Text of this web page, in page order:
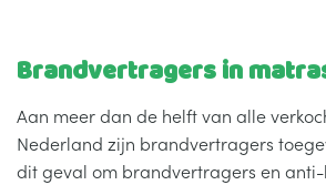
Brandvertragers in
Aan meer dan de helft van alle
Nederland zijn brandvertragers
dit geval om brandvertragers en